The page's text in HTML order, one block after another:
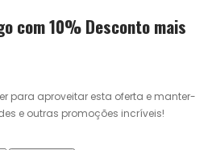
com 10% Desconto mais
para aproveitar esta oferta e manter-
e outras promoções incríveis!